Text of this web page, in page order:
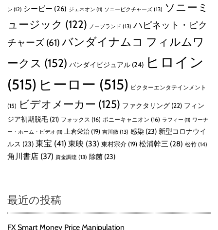
ン (12) シービー (26) ジェネオン (11) ソニーピクチャーズ (13) ソニーミ
ュージック (122) ノーブランド (13) ハピネット・ピク
チャーズ (61) バンダイナムコ フィルムワ
ークス (152) バンダイビジュアル (24) ヒロイン
(515) ヒーロー (515) ビクターエンタテインメント
(15) ビデオメーカー (125) ファクタリング (22) フィン
ジア初期脱毛 (21) フォックス (16) ポニーキャニオン (16) ラフィー (11) ワーナ
ー・ホーム・ビデオ (11) 上倉栄治 (19) 吉川徹 (13) 感染 (23) 新型コロナウイ
ルス (23) 東宝 (41) 東映 (33) 東村宗介 (19) 松浦幹三 (28) 松竹 (14)
角川書店 (37) 資金調達 (13) 除菌 (23)
最近の投稿
FX Smart Money Price Manipulation